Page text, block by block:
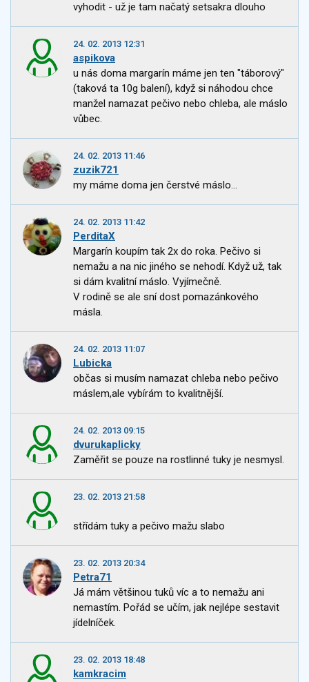
vyhodit - už je tam načatý setsakra dlouho
24. 02. 2013 12:31
aspikova
u nás doma margarín máme jen ten "táborový"
(taková ta 10g balení), když si náhodou chce
manžel namazat pečivo nebo chleba, ale máslo
vůbec.
24. 02. 2013 11:46
zuzik721
my máme doma jen čerstvé máslo...
24. 02. 2013 11:42
PerditaX
Margarín koupím tak 2x do roka. Pečivo si
nemažu a na nic jiného se nehodí. Když už, tak
si dám kvalitní máslo. Vyjímečně.
V rodině se ale sní dost pomazánkového
másla.
24. 02. 2013 11:07
Lubicka
občas si musím namazat chleba nebo pečivo
máslem,ale vybírám to kvalitnější.
24. 02. 2013 09:15
dvurukaplicky
Zaměřit se pouze na rostlinné tuky je nesmysl.
23. 02. 2013 21:58
střídám tuky a pečivo mažu slabo
23. 02. 2013 20:34
Petra71
Já mám většinou tuků víc a to nemažu ani
nemastím. Pořád se učím, jak nejlépe sestavit
jídelníček.
23. 02. 2013 18:48
kamkracim